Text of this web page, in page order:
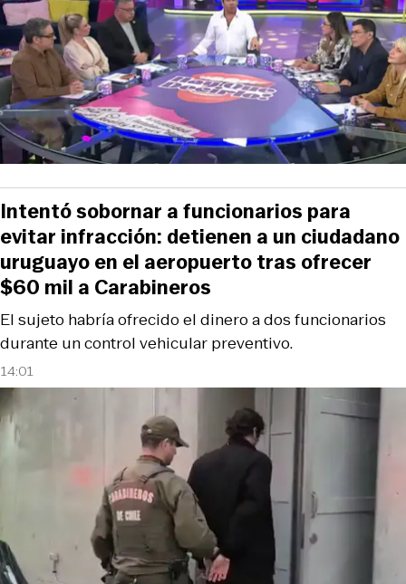
14:01
El sujeto habría ofrecido el dinero a dos funcionarios
durante un control vehicular preventivo.
Intentó sobornar a funcionarios para
evitar infracción: detienen a un ciudadano
uruguayo en el aeropuerto tras ofrecer
$60 mil a Carabineros